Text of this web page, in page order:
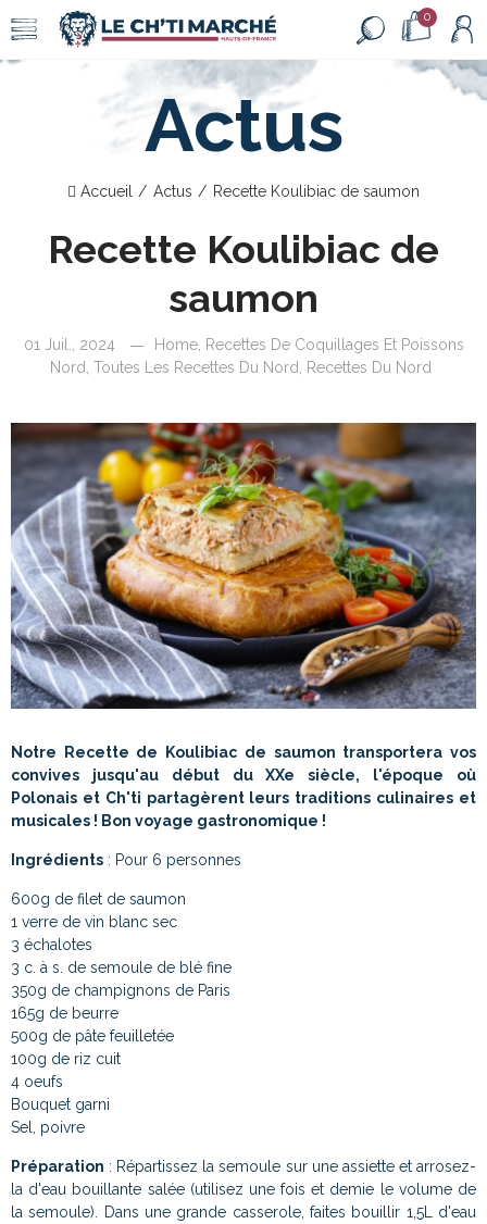
0
Actus
Accueil Actus Recette Koulibiac de saumon
Recette Koulibiac de
saumon
01 Juil., 2024 Home, Recettes De Coquillages Et Poissons
Nord Toutes Les Recettes Du Nord Recettes Du Nord
Notre Recette de Koulibiac de saumon transportera vos
convives jusqu'au début du XXe siècle, l'époque où
Polonais et Ch'ti partagèrent leurs traditions culinaires et
musicales ! Bon voyage gastronomique !
Ingrédients : Pour 6 personnes
600g de filet de saumon
1 verre de vin blanc sec
3 échalotes
3 c. à s. de semoule de blé fine
350g de champignons de Paris
165g de beurre
500g de pâte feuilletée
100g de riz cuit
4 oeufs
Bouquet garni
Sel, poivre
Préparation : Répartissez la semoule sur une assiette et arrosez-
la d'eau bouillante salée (utilisez une fois et demie le volume de
la semoule). Dans une grande casserole, faites bouillir 1,5L d'eau